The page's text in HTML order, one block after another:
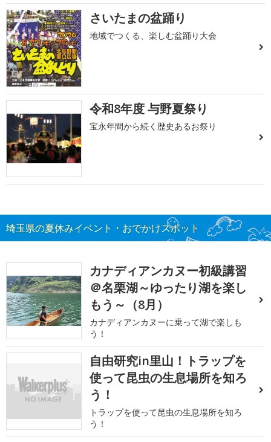
さいたまの盆踊り
地域でつくる、楽しむ盆踊り大会
令和8年度 与野夏祭り
宝永年間から続く歴史あるお祭り
埼玉県の夏休みイベント・おでかけスポット
カナディアンカヌー初級講習
＠名栗湖～ゆったり湖を楽し
もう～（8月）
カナディアンカヌーに乗って湖で楽しも
う！
自由研究in里山！トラップを
使って昆虫の生息場所を知ろ
う！
トラップを使って昆虫の生息場所を知ろ
う！